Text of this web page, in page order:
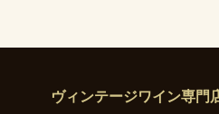
ヴィンテージワイン専門